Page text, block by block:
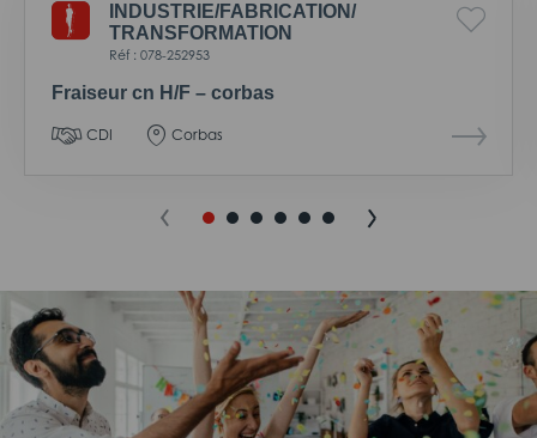
INDUSTRIE/FABRICATION/
TRANSFORMATION
Réf : 078-252953
Fraiseur cn H/F – corbas
CDI Corbas